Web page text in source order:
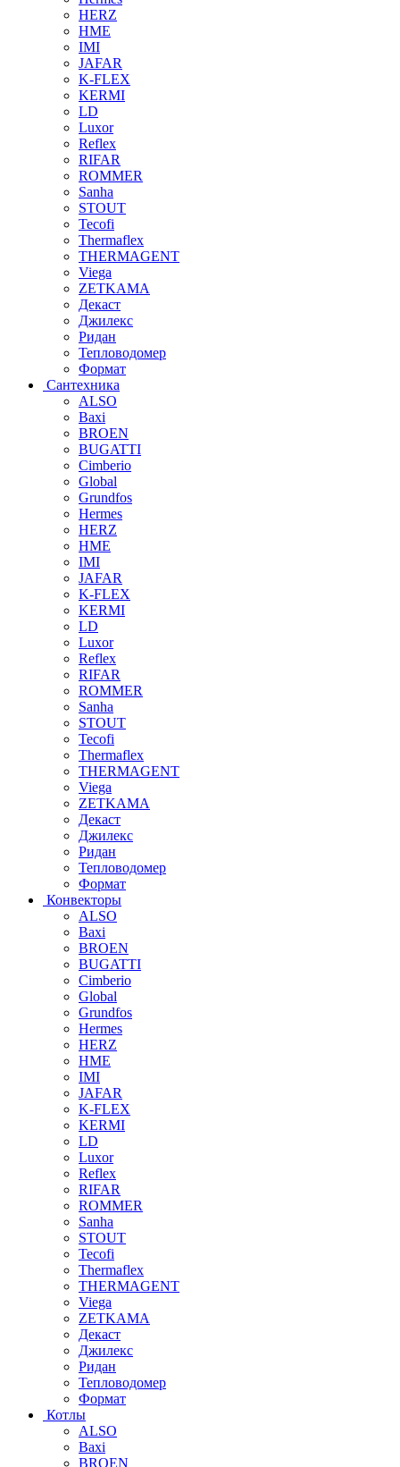
HERZ
HME
IMI
JAFAR
K-FLEX
KERMI
LD
Luxor
Reflex
RIFAR
ROMMER
Sanha
STOUT
Tecofi
Thermaflex
THERMAGENT
Viega
ZETKAMA
Декаст
Джилекс
Ридан
Тепловодомер
Формат
Сантехника
ALSO
Baxi
BROEN
BUGATTI
Cimberio
Global
Grundfos
Hermes
HERZ
HME
IMI
JAFAR
K-FLEX
KERMI
LD
Luxor
Reflex
RIFAR
ROMMER
Sanha
STOUT
Tecofi
Thermaflex
THERMAGENT
Viega
ZETKAMA
Декаст
Джилекс
Ридан
Тепловодомер
Формат
Конвекторы
ALSO
Baxi
BROEN
BUGATTI
Cimberio
Global
Grundfos
Hermes
HERZ
HME
IMI
JAFAR
K-FLEX
KERMI
LD
Luxor
Reflex
RIFAR
ROMMER
Sanha
STOUT
Tecofi
Thermaflex
THERMAGENT
Viega
ZETKAMA
Декаст
Джилекс
Ридан
Тепловодомер
Формат
Котлы
ALSO
Baxi
BROEN